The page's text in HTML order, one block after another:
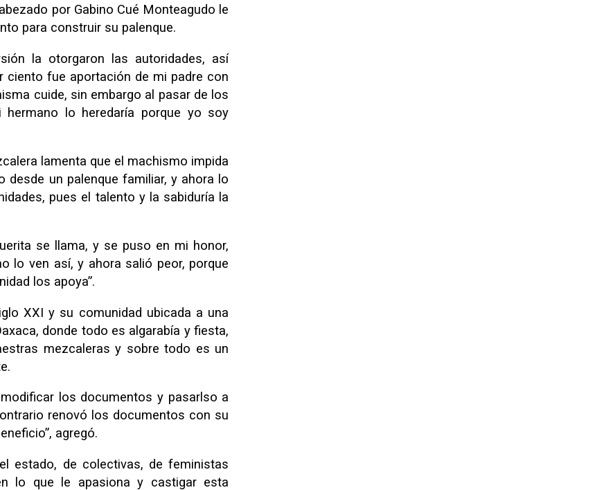
por Gabino Cué Monteagudo le
para construir su palenque.
la otorgaron las autoridades, así
ciento fue aportación de mi padre con
cuide, sin embargo al pasar de los
lo heredaría porque yo soy
lamenta que el machismo impida
desde un palenque familiar, y ahora lo
pues el talento y la sabiduría la
se llama, y se puso en mi honor,
lo ven así, y ahora salió peor, porque
los apoya”.
XXI y su comunidad ubicada a una
donde todo es algarabía y fiesta,
mezcaleras y sobre todo es un
los documentos y pasarlso a
renovó los documentos con su
agregó.
estado, de colectivas, de feministas
lo que le apasiona y castigar esta